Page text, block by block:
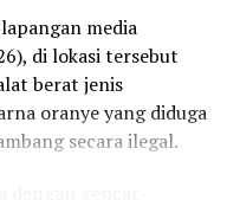
media
di lokasi tersebut
berat jenis
oranye yang diduga
secara ilegal.